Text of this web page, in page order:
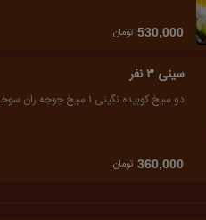
530,000 تومان
سینی ۳ نفر
دو سیخ کوبیده نگینی ۱ سیخ جوجه ران سوخاری ، چلو ۳ پرس
360,000 تومان